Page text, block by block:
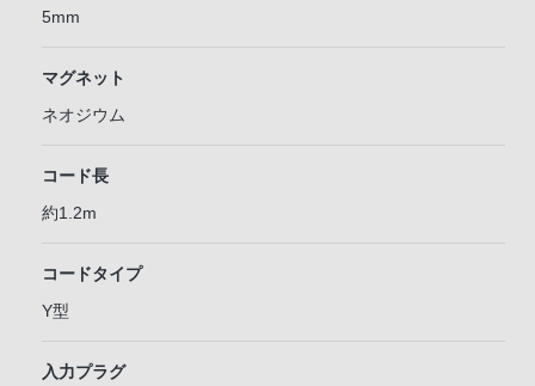
5mm
マグネット
ネオジウム
コード長
約1.2m
コードタイプ
Y型
入力プラグ